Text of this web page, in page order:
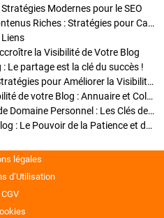
Modernes pour le SEO
Enrichir Vos Articles avec des Contenus Riches : Stratégies pour Captiver et Optimiser
la Visibilité de Votre Blog
Le partage est la clé du succès !
Optimisation SEO des Articles : Stratégies pour Améliorer la Visibilité de Votre Blog
Stratégies pour améliorer la visibilité de votre Blog : Annuaire et Collaborations
Pourquoi Investir dans un Nom de Domaine Personnel : Les Clés de la Réussite de Votre Blog
Comment Faire Émerger Votre Blog : Le Pouvoir de la Patience et de la Persévérance
légales
d’Utilisation
CGV